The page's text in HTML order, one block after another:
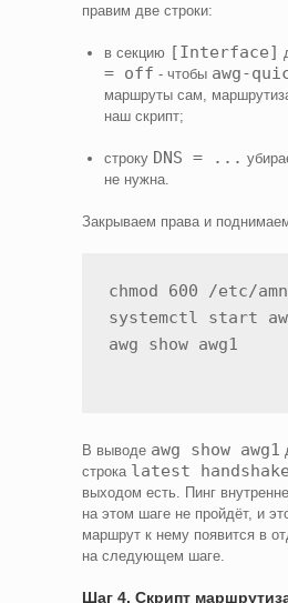
правим две строки:
в секцию [Interface]
= off - чтобы awg-
маршруты сам,
наш скрипт;
строку DNS = ...
не нужна.
Закрываем права и
chmod 600 /etc/
systemctl start
В выводе awg show awg1
строка latest handshake
выходом есть. Пинг
на этом шаге не пройдёт, и
маршрут к нему появится в
на следующем шаге.
Шаг 4. Скрипт